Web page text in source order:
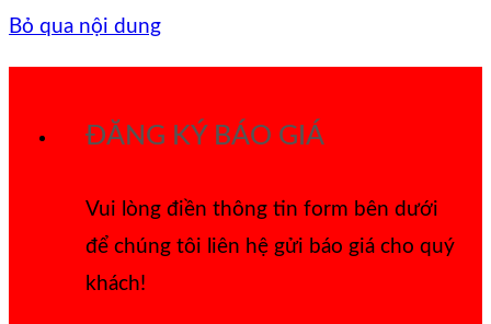
Bỏ qua nội dung
ĐĂNG KÝ BÁO GIÁ
Vui lòng điền thông tin form bên dưới
để chúng tôi liên hệ gửi báo giá cho quý
khách!